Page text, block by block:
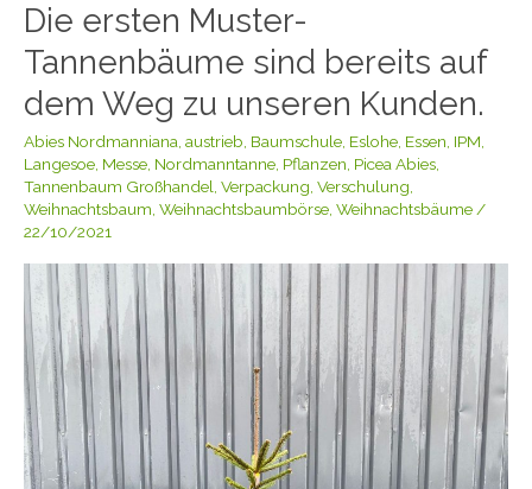
Die ersten Muster-
Tannenbäume sind bereits auf
dem Weg zu unseren Kunden.
Abies Nordmanniana, austrieb, Baumschule, Eslohe, Essen, IPM,
Langesoe, Messe, Nordmanntanne, Pflanzen, Picea Abies,
Tannenbaum Großhandel, Verpackung, Verschulung,
Weihnachtsbaum, Weihnachtsbaumbörse, Weihnachtsbäume/
22/10/2021
Die
ersten
Muster-
Tannenbäume
sind
bereits
auf
dem
Weg
Kunden.